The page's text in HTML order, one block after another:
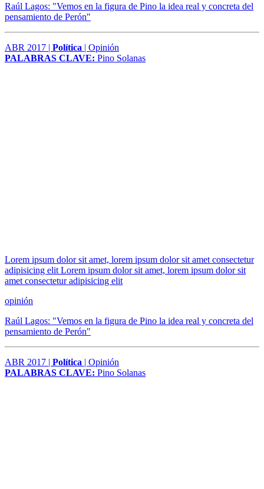
Raúl Lagos: "Vemos en la figura de Pino la idea real y concreta del
pensamiento de Perón"
ABR 2017 | Política | Opinión
PALABRAS CLAVE: Pino Solanas
Lorem ipsum dolor sit amet, lorem ipsum dolor sit amet consectetur
adipisicing elit Lorem ipsum dolor sit amet, lorem ipsum dolor sit
amet consectetur adipisicing elit
opinión
Raúl Lagos: "Vemos en la figura de Pino la idea real y concreta del
pensamiento de Perón"
ABR 2017 | Política | Opinión
PALABRAS CLAVE: Pino Solanas